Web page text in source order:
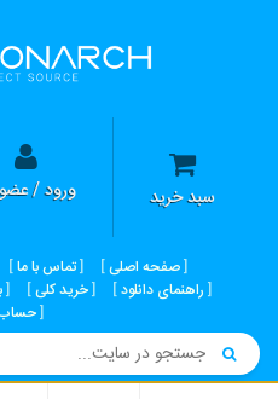
سبد خرید ورود /
صفحه اصلی تماس با ما
راهنمای دانلود
خرید کلی
حساب